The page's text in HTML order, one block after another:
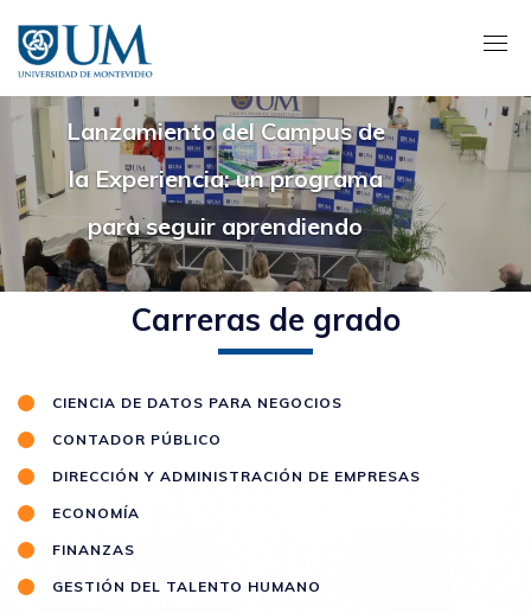
contenido
principal
Lanzamiento del Campus de
la Experiencia: un programa
para seguir aprendiendo
Carreras de grado
CIENCIA DE DATOS PARA NEGOCIOS
CONTADOR PÚBLICO
DIRECCIÓN Y ADMINISTRACIÓN DE EMPRESAS
ECONOMÍA
FINANZAS
GESTIÓN DEL TALENTO HUMANO